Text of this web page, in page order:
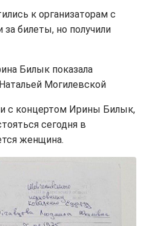
к организаторам с
за билеты, но получили
Билык показала
Могилевской
с концертом Ирины Билык,
сегодня в
женщина.